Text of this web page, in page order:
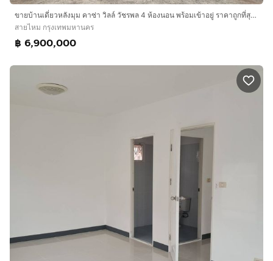
ขายบ้านเดี่ยวหลังมุม คาซ่า วิลล์ วัชรพล 4 ห้องนอน พร้อมเข้าอยู่ ราคาถูกที่สุดเพียง 6.9 ล้าน
สายไหม กรุงเทพมหานคร
฿ 6,900,000